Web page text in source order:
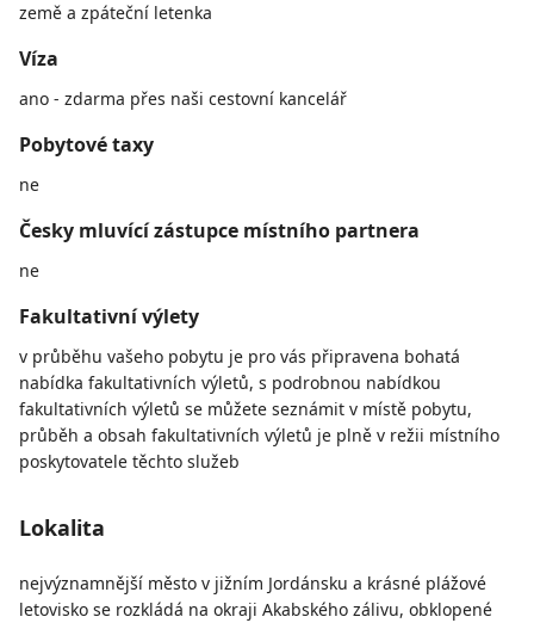
země a zpáteční letenka
Víza
ano - zdarma přes naši cestovní kancelář
Pobytové taxy
ne
Česky mluvící zástupce místního partnera
ne
Fakultativní výlety
v průběhu vašeho pobytu je pro vás připravena bohatá
nabídka fakultativních výletů, s podrobnou nabídkou
fakultativních výletů se můžete seznámit v místě pobytu,
průběh a obsah fakultativních výletů je plně v režii místního
poskytovatele těchto služeb
Lokalita
nejvýznamnější město v jižním Jordánsku a krásné plážové
letovisko se rozkládá na okraji Akabského zálivu, obklopené